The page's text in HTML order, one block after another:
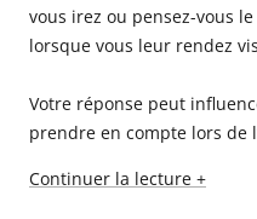
vous irez ou pensez-vous
lorsque vous leur rendez
Votre réponse peut
prendre en compte lors de
Continuer la lecture +